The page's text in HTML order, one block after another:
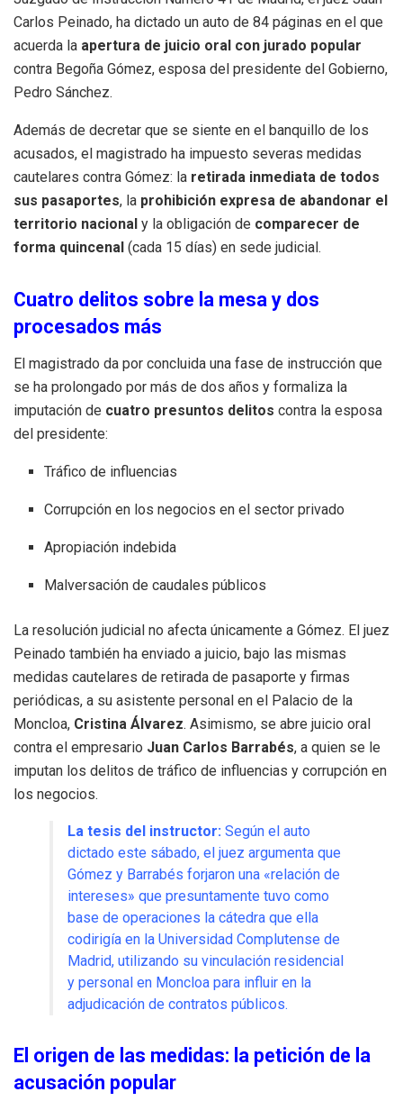
Carlos Peinado, ha dictado un auto de 84 páginas en el que
acuerda la apertura de juicio oral con jurado popular
contra Begoña Gómez, esposa del presidente del Gobierno,
Pedro Sánchez.
Además de decretar que se siente en el banquillo de los
acusados, el magistrado ha impuesto severas medidas
cautelares contra Gómez: la retirada inmediata de todos
sus pasaportes, la prohibición expresa de abandonar el
territorio nacional y la obligación de comparecer de
forma quincenal (cada 15 días) en sede judicial.
Cuatro delitos sobre la mesa y dos
procesados más
El magistrado da por concluida una fase de instrucción que
se ha prolongado por más de dos años y formaliza la
imputación de cuatro presuntos delitos contra la esposa
del presidente:
Tráfico de influencias
Corrupción en los negocios en el sector privado
Apropiación indebida
Malversación de caudales públicos
La resolución judicial no afecta únicamente a Gómez. El juez
Peinado también ha enviado a juicio, bajo las mismas
medidas cautelares de retirada de pasaporte y firmas
periódicas, a su asistente personal en el Palacio de la
Moncloa, Cristina Álvarez. Asimismo, se abre juicio oral
contra el empresario Juan Carlos Barrabés, a quien se le
imputan los delitos de tráfico de influencias y corrupción en
los negocios.
La tesis del instructor: Según el auto
dictado este sábado, el juez argumenta que
Gómez y Barrabés forjaron una «relación de
intereses» que presuntamente tuvo como
base de operaciones la cátedra que ella
codirigía en la Universidad Complutense de
Madrid, utilizando su vinculación residencial
y personal en Moncloa para influir en la
adjudicación de contratos públicos.
El origen de las medidas: la petición de la
acusación popular